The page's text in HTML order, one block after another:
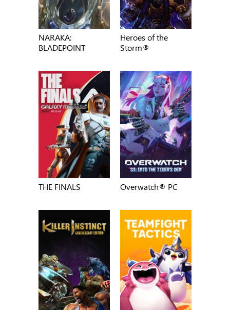
NARAKA:
BLADEPOINT
Heroes of the
Storm®
THE FINALS Overwatch® PC